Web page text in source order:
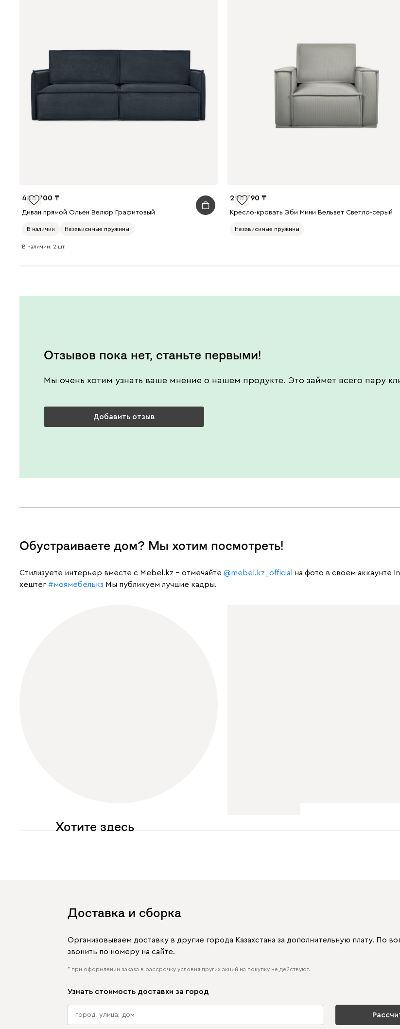
484 700
Диван прямой Ольен Велюр Графитовый
В наличии Независимые пружины
В наличии: 2 шт.
290 790
Кресло-кровать Эби Мини Вельвет Светло-серый
Независимые пружины
Отзывов пока нет, станьте первыми!
Мы очень хотим узнать ваше мнение о нашем продукте. Это займет всего пару
Добавить отзыв
Обустраиваете дом? Мы хотим посмотреть!
Cтилизуете интерьер вместе с Mebel.kz – отмечайте @mebel.kz_official
на фото в своем аккаунте
хештег #моямебелькз Мы публикуем лучшие кадры.
Хотите здесь
Доставка и сборка
Организовываем доставку в другие города Казахстана за дополнительную плату. По
звонить по номеру на сайте.
* при оформлении заказа в рассрочку условия других акций на покупку не действуют.
Узнать стоимость доставки за город